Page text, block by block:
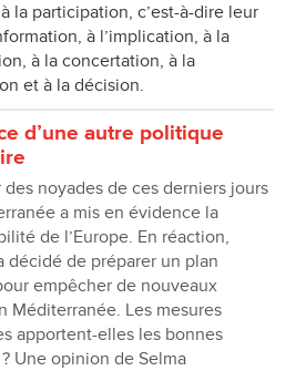
la participation, c’est-à-dire leur
à l’implication, à la
à la concertation, à la
et à la décision.
d’une autre politique
des noyades de ces derniers jours
a mis en évidence la
de l’Europe. En réaction,
décidé de préparer un plan
empêcher de nouveaux
Méditerranée. Les mesures
apportent-elles les bonnes
Une opinion de Selma